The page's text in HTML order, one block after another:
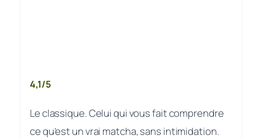
4,1/5
Le classique. Celui qui vous fait comprendre
ce qu’est un vrai matcha, sans intimidation.